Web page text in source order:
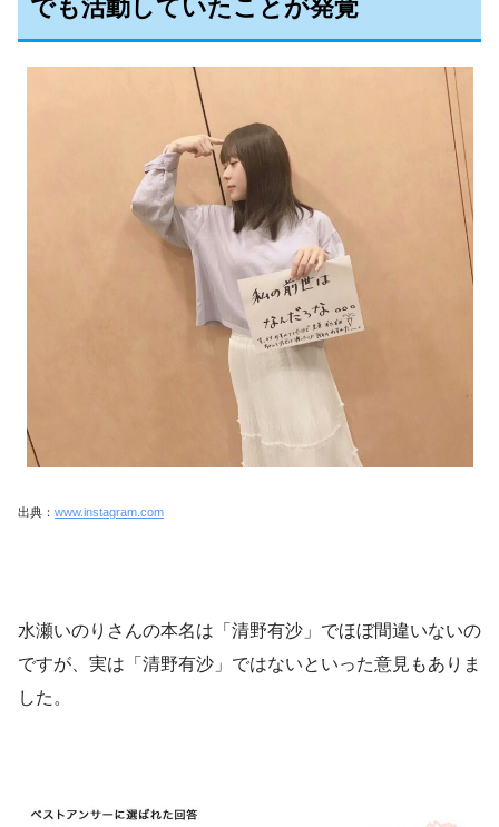
でも活動していたことが発覚
出典： www.instagram.com
水瀬いのりさんの本名は「清野有沙」でほぼ間違いないの
ですが、実は「清野有沙」ではないといった意見もありま
した。